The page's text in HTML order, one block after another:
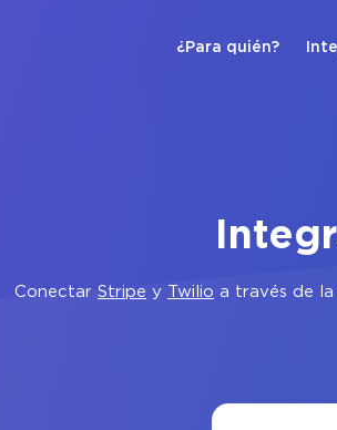
¿Para quién?
Conectar Stripe y Twilio a través de la